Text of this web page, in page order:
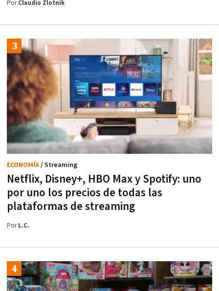
PorClaudio Zlotnik
Netflix, Disney+, HBO Max y Spotify: uno
por uno los precios de todas las
plataformas de streaming
ECONOMÍA/ Streaming
PorL.C.